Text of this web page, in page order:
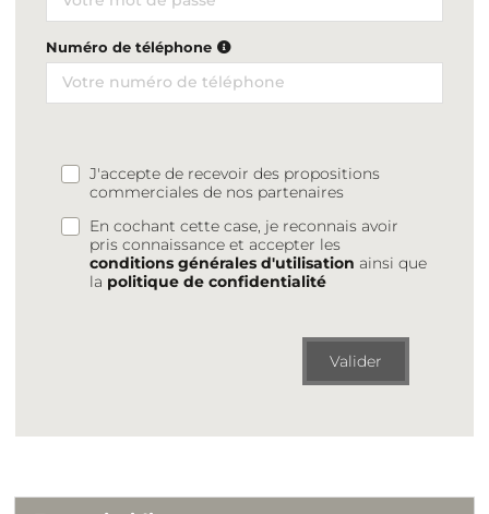
Numéro de téléphone
J'accepte de recevoir des propositions
commerciales de nos partenaires
En cochant cette case, je reconnais avoir
pris connaissance et accepter les
conditions générales d'utilisation ainsi que
la politique de confidentialité
Valider